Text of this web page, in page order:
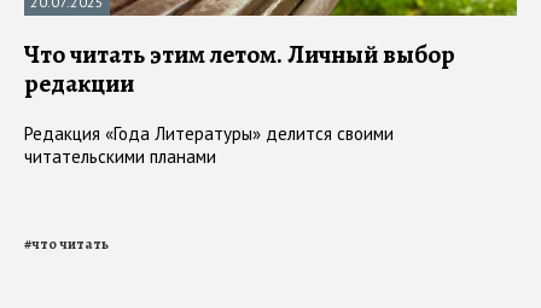
Что читать этим летом. Личный выбор
редакции
Редакция «Года Литературы» делится своими
читательскими планами
#что читать